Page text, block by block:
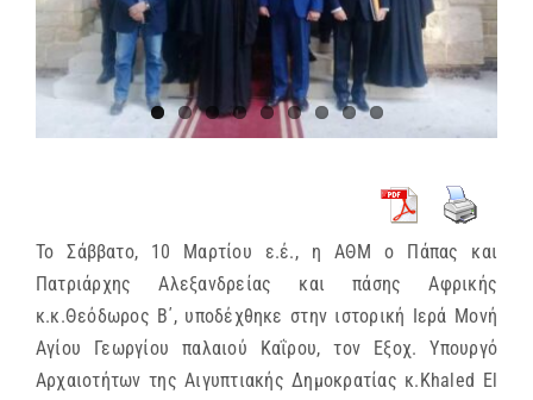
Το Σάββατο, 10 Μαρτίου ε.έ., η ΑΘΜ ο Πάπας και
Πατριάρχης Αλεξανδρείας και πάσης Αφρικής
κ.κ.Θεόδωρος Β΄, υποδέχθηκε στην ιστορική Ιερά Μονή
Αγίου Γεωργίου παλαιού Καΐρου, τον Εξοχ. Υπουργό
Αρχαιοτήτων της Αιγυπτιακής Δημοκρατίας κ.Khaled El